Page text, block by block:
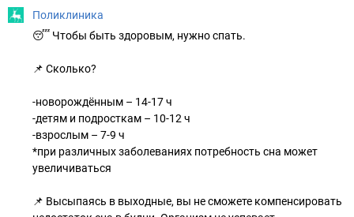
Поликлиника
😴 Чтобы быть здоровым, нужно спать.
📌 Сколько?
-новорождённым – 14-17 ч
-детям и подросткам – 10-12 ч
-взрослым – 7-9 ч
*при различных заболеваниях потребность сна может
увеличиваться
📌 Высыпаясь в выходные, вы не сможете компенсировать